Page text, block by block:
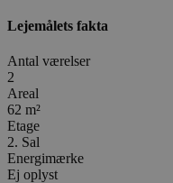
Lejemålets fakta
Antal værelser
2
Areal
62 m²
Etage
2. Sal
Energimærke
Ej oplyst